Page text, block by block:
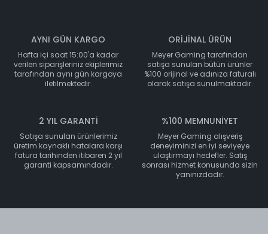
AYNI GÜN KARGO
Hafta içi saat 15:00'a kadar
verilen siparişleriniz ekiplerimiz
tarafından aynı gün kargoya
iletilmektedir.
ORİJİNAL ÜRÜN
Meyer Gaming tarafından
satışa sunulan bütün ürünler
%100 orijinal ve adınıza faturalı
olarak satışa sunulmaktadır.
2 YIL GARANTİ
Satışa sunulan ürünlerimiz
üretim kaynaklı hatalara karşı
fatura tarihinden itibaren 2 yıl
garanti kapsamındadır.
%100 MEMNUNİYET
Meyer Gaming alışveriş
deneyiminizi en iyi seviyeye
ulaştırmayı hedefler. Satış
sonrası hizmet konusunda sizin
yanınızdadır.